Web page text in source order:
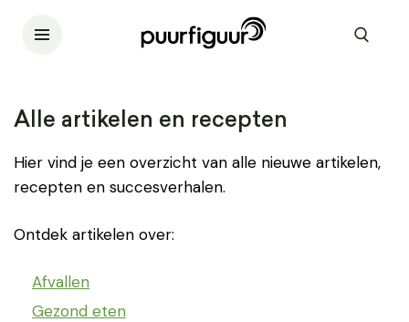
Alle artikelen en recepten
Hier vind je een overzicht van alle nieuwe artikelen,
recepten en succesverhalen.
Ontdek artikelen over:
Afvallen
Gezond eten